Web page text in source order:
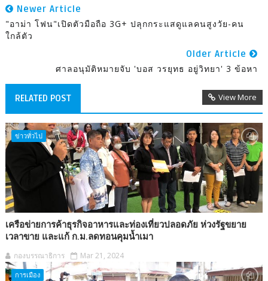
Newer Article
"อาม่า โฟน"เปิดตัวมือถือ 3G+ ปลุกกระแสดูแลคนสูงวัย-คน
ใกล้ตัว
Older Article
ศาลอนุมัติหมายจับ 'บอส วรยุทธ อยู่วิทยา' 3 ข้อหา
RELATED POST View More
ข่าวทั่วไป
เครือข่ายการค้าธุรกิจอาหารและท่องเที่ยวปลอดภัย ห่วงรัฐขยาย
เวลาขาย และแก้ ก.ม.ลดทอนคุมน้ำเมา
กองบรรณาธิการ Mar 21, 2024
การเมือง